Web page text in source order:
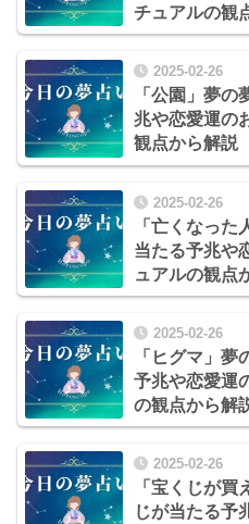
チュアルの観
2025-02-26
「公園」夢
兆や恋愛運の
観点から解説
2025-02-26
「亡くなっ
当たる予兆や
ュアルの観点
2025-02-26
「ヒグマ」
予兆や恋愛運
の観点から解
2025-02-26
「宝くじが買
じが当たる予